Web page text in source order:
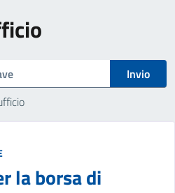
Invio
la borsa di